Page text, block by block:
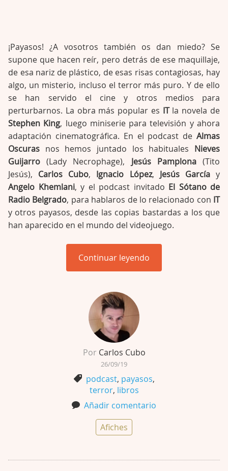
¡Payasos! ¿A vosotros también os dan miedo? Se
supone que hacen reír, pero detrás de ese maquillaje,
de esa nariz de plástico, de esas risas contagiosas, hay
algo, un misterio, incluso el terror más puro. Y de ello
se han servido el cine y otros medios para
perturbarnos. La obra más popular es ITla novela de
Stephen King, luego miniserie para televisión y ahora
adaptación cinematográfica. En el podcast de Almas
Oscuras nos hemos juntado los habituales Nieves
Guijarro (Lady Necrophage), Jesús Pamplona(Tito
Jesús), Carlos Cubo, Ignacio López, Jesús Garcíay
Angelo Khemlani, y el podcast invitado El Sótano de
Radio Belgrado, para hablaros de lo relacionado con IT
y otros payasos, desde las copias bastardas a los que
han aparecido en el mundo del videojuego.
Continuar leyendo
Por Carlos Cubo
26/09/19
podcast, payasos,
terror, libros
Añadir comentario
Afiches